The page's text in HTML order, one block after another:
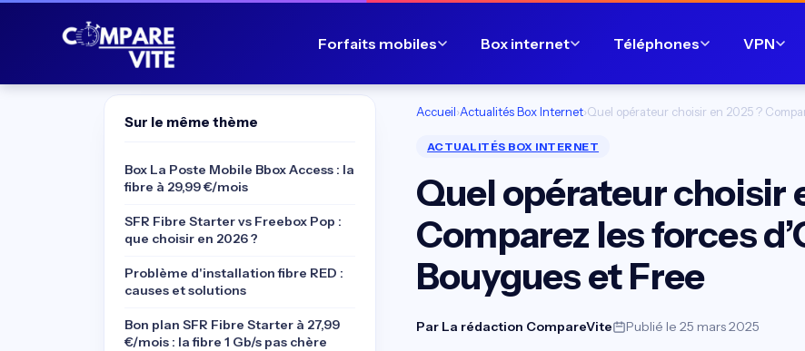
Forfaits mobiles Box internet Téléphones VPN
Accueil›Actualités Box Internet›Quel opérateur choisir en 2025 ?
ACTUALITÉS BOX INTERNET
Quel opérateur choisir
Comparez les forces
Bouygues et Free
Par La rédaction CompareVite Publié le 25 mars 2025
Sur le même thème
Box La Poste Mobile Bbox Access : la
fibre à 29,99 €/mois
SFR Fibre Starter vs Freebox Pop :
que choisir en 2026 ?
Problème d'installation fibre RED :
causes et solutions
Bon plan SFR Fibre Starter à 27,99
€/mois : la fibre 1 Gb/s pas chère